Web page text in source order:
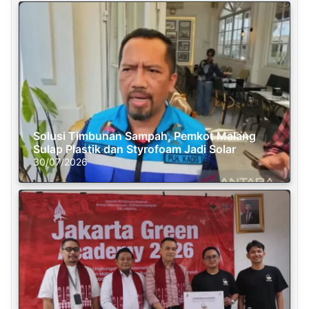
Solusi Timbunan Sampah, Pemkot Malang
Sulap Plastik dan Styrofoam Jadi Solar
30/07/2026